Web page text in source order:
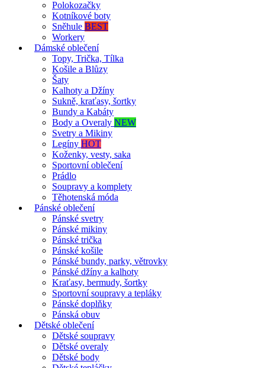
Polokozačky
Kotníkové boty
Sněhule BEST
Workery
Dámské oblečení
Topy, Trička, Tílka
Košile a Blůzy
Šaty
Kalhoty a Džíny
Sukně, kraťasy, šortky
Bundy a Kabáty
Body a Overaly NEW
Svetry a Mikiny
Legíny HOT
Koženky, vesty, saka
Sportovní oblečení
Prádlo
Soupravy a komplety
Těhotenská móda
Pánské oblečení
Pánské svetry
Pánské mikiny
Pánské trička
Pánské košile
Pánské bundy, parky, větrovky
Pánské džíny a kalhoty
Kraťasy, bermudy, šortky
Sportovní soupravy a tepláky
Pánské doplňky
Pánská obuv
Dětské oblečení
Dětské soupravy
Dětské overaly
Dětské body